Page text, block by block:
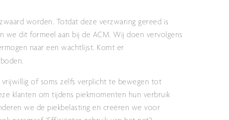
worden. Totdat deze verzwaring gereed is
we dit formeel aan bij de ACM. Wij doen vervolgens
naar een wachtlijst. Komt er
of soms zelfs verplicht te bewegen tot
klanten om tijdens piekmomenten hun verbruik
we de piekbelasting en creëren we voor